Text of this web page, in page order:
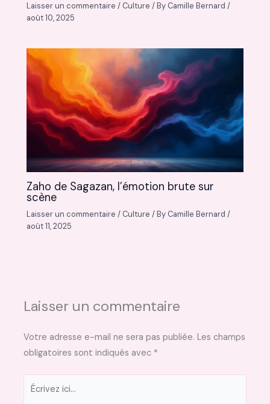
Laisser un commentaire / Culture / By Camille Bernard/
août 10, 2025
Zaho de Sagazan, l’émotion brute sur
scène
Laisser un commentaire / Culture / By Camille Bernard/
août 11, 2025
Laisser un commentaire
Votre adresse e-mail ne sera pas publiée. Les champs
obligatoires sont indiqués avec *
Écrivez